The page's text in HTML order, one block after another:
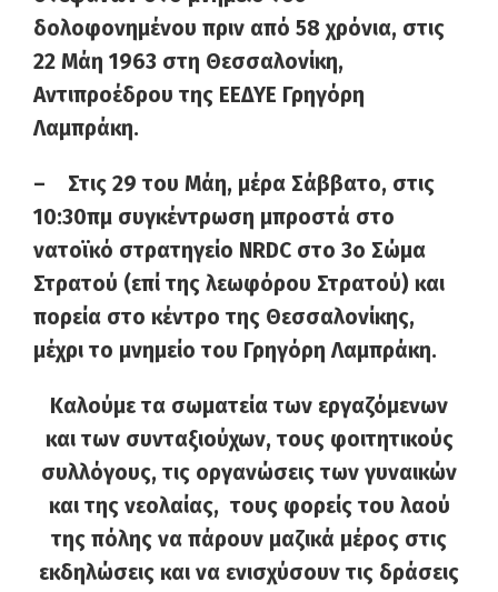
δολοφονημένου πριν από 58 χρόνια, στις
22 Μάη 1963 στη Θεσσαλονίκη,
Αντιπροέδρου της ΕΕΔΥΕ Γρηγόρη
Λαμπράκη.
– Στις 29 του Μάη, μέρα Σάββατο, στις
10:30πμ συγκέντρωση μπροστά στο
νατοϊκό στρατηγείο NRDC στο 3ο Σώμα
Στρατού (επί της λεωφόρου Στρατού) και
πορεία στο κέντρο της Θεσσαλονίκης,
μέχρι το μνημείο του Γρηγόρη Λαμπράκη.
Καλούμε τα σωματεία των εργαζόμενων
και των συνταξιούχων, τους φοιτητικούς
συλλόγους,τις οργανώσεις των γυναικών
και της νεολαίας,τους φορείς του λαού
της πόλης να πάρουν μαζικά μέρος στις
εκδηλώσεις και να ενισχύσουν τις δράσεις